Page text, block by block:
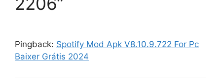
Pingback: Spotify Mod Apk V8.10.9.722 For Pc
Baixer Grátis 2024